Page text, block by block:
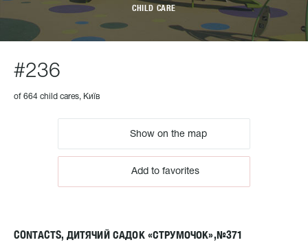
CHILD CARE
#236
of 664 child cares, Київ
Show on the map
Add to favorites
CONTACTS, ДИТЯЧИЙ САДОК «СТРУМОЧОК»,№371